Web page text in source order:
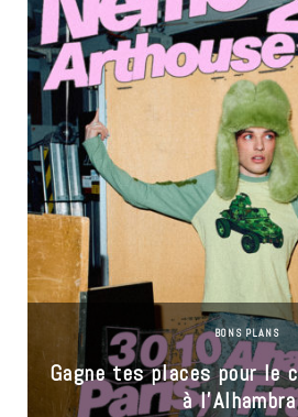
BONS PLANS
Gagne tes places pour le
à